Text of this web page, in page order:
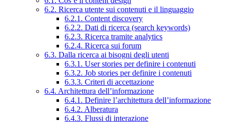
6.2. Ricerca utente sui contenuti e il linguaggio
6.2.1. Content discovery
6.2.2. Dati di ricerca (search keywords)
6.2.3. Ricerca tramite analytics
6.2.4. Ricerca sui forum
6.3. Dalla ricerca ai bisogni degli utenti
6.3.1. User stories per definire i contenuti
6.3.2. Job stories per definire i contenuti
6.3.3. Criteri di accettazione
6.4. Architettura dell’informazione
6.4.1. Definire l’architettura dell’informazione
6.4.2. Alberatura
6.4.3. Flussi di interazione